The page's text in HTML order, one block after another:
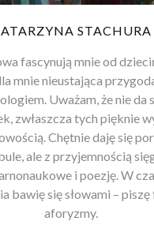
STACHURA
fascynują mnie od
mnie nieustająca
Uważam, że nie da
zwłaszcza tych pięknie
Chętnie daję się
ale z przyjemnością
i poezję. W
bawię się słowami –
aforyzmy.